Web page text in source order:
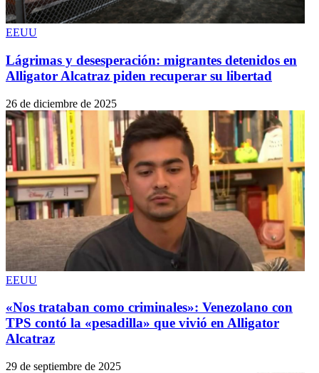
EEUU
Lágrimas y desesperación: migrantes detenidos en
Alligator Alcatraz piden recuperar su libertad
26 de diciembre de 2025
EEUU
«Nos trataban como criminales»: Venezolano con
TPS contó la «pesadilla» que vivió en Alligator
Alcatraz
29 de septiembre de 2025